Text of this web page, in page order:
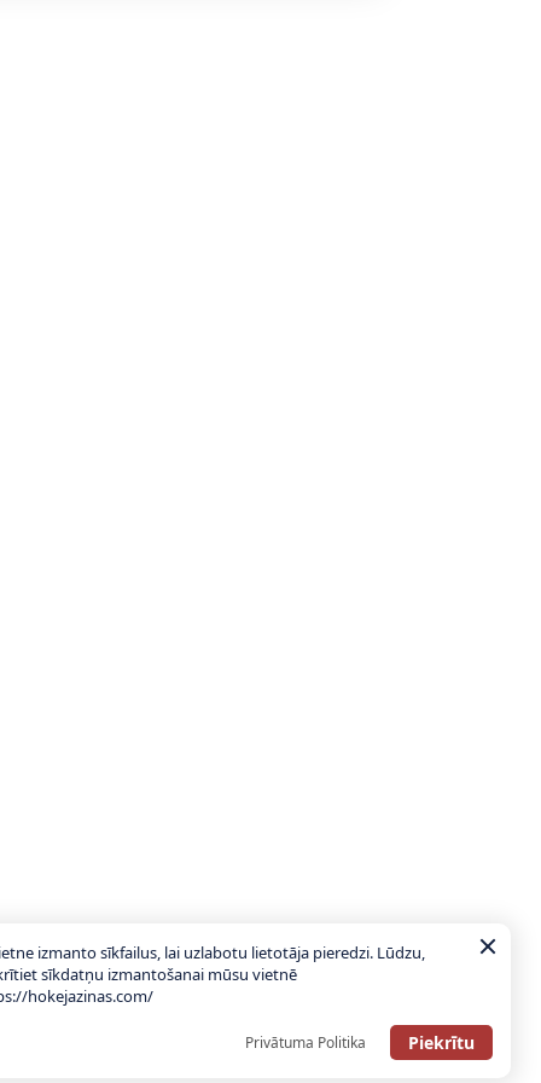
izmanto sīkfailus, lai uzlabotu lietotāja pieredzi. Lūdzu,
sīkdatņu izmantošanai mūsu vietnē
hokejazinas.com/
Privātuma Politika Piekrītu